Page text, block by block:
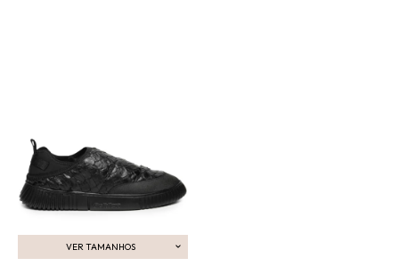
VER TAMANHOS
ADICIONAR AO CARRINHO